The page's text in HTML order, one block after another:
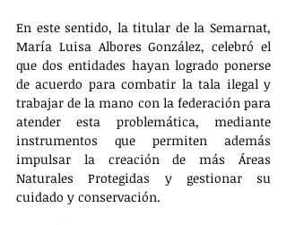
En este sentido, la titular de la Semarnat,
María Luisa Albores González, celebró el
que dos entidades hayan logrado ponerse
de acuerdo para combatir la tala ilegal y
trabajar de la mano con la federación para
atender esta problemática, mediante
instrumentos que permiten además
impulsar la creación de más Áreas
Naturales Protegidas y gestionar su
cuidado y conservación.